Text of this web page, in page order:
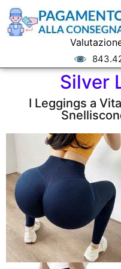
Silver
I Leggings a